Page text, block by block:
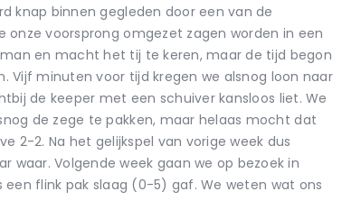
knap binnen gegleden door een van de
onze voorsprong omgezet zagen worden in een
en macht het tij te keren, maar de tijd begon
Vijf minuten voor tijd kregen we alsnog loon naar
de keeper met een schuiver kansloos liet. We
de zege te pakken, maar helaas mocht dat
2-2. Na het gelijkspel van vorige week dus
waar. Volgende week gaan we op bezoek in
een flink pak slaag (0-5) gaf. We weten wat ons